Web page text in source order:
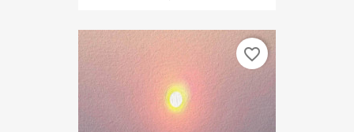
favorite_border